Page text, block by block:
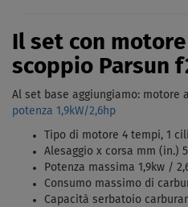
Il set con
scoppio Parsun
Al set base aggiungiamo: motore
potenza 1,9kW/2,6hp
Tipo di motore 4 tempi, 1
Alesaggio x corsa mm (in.)
Potenza massima 1,9kw /
Consumo massimo di
Capacità serbatoio